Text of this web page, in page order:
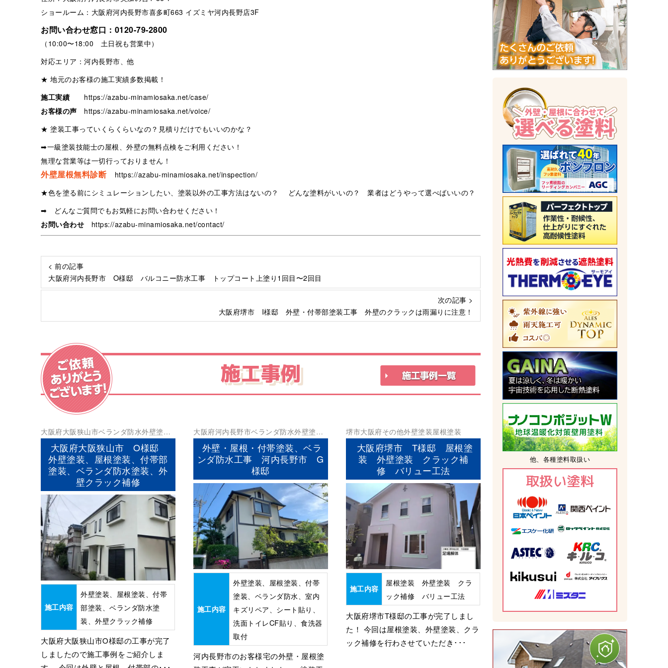
ショールーム：大阪府河内長野市喜多町663 イズミヤ河内長野店3F
お問い合わせ窓口： 0120-79-2800
（10:00〜18:00 土日祝も営業中）
対応エリア：河内長野市、他
★ 地元のお客様の施工実績多数掲載！
施工実績
https://azabu-minamiosaka.net/case/
お客様の声
https://azabu-minamiosaka.net/voice/
★ 塗装工事っていくらくらいなの？見積りだけでもいいのかな？
➡一級塗装技能士の屋根、外壁の無料点検をご利用ください！
無理な営業等は一切行っておりません！
外壁屋根無料診断
https://azabu-minamiosaka.net/inspection/
★色を塗る前にシミュレーションしたい、塗装以外の工事方法はないの？ どんな塗料がいいの？ 業者はどうやって選べばいいの？
➡ どんなご質問でもお気軽にお問い合わせください！
お問い合わせ
https://azabu-minamiosaka.net/contact/
< 前の記事
大阪府河内長野市 O様邸 バルコニー防水工事 トップコート上塗り1回目〜2回目
次の記事 >
大阪府堺市 I様邸 外壁・付帯部塗装工事 外壁のクラックは雨漏りに注意！
施工事例
大阪府大阪狭山市ベランダ防水外壁塗装
屋根塗装 防水工事
大阪府大阪狭山市 O様邸
外壁塗装、屋根塗装、付帯部
塗装、ベランダ防水塗装、外
壁クラック補修
施工内容
外壁塗装、屋根塗装、付帯
部塗装、ベランダ防水塗
装、外壁クラック補修
大阪府大阪狭山市O様邸の工事が完了
しましたので施工事例をご紹介しま
大阪府河内長野市ベランダ防水外壁塗装
屋根塗装 防水工事
外壁・屋根・付帯塗装、ベラ
ンダ防水工事 河内長野市 G
様邸
施工内容
外壁塗装、屋根塗装、付帯
塗装、ベランダ防水、室内
キズリペア、シート貼り、
洗面トイレCF貼り、食洗器
取付
河内長野市のお客様宅の外壁・屋根塗
堺市大阪府その他外壁塗装屋根塗装
大阪府堺市 T様邸 屋根塗
装 外壁塗装 クラック補
修 バリュー工法
施工内容
屋根塗装 外壁塗装 クラ
ック補修 バリュー工法
大阪府堺市T様邸の工事が完了しまし
た！ 今回は屋根塗装、外壁塗装、クラ
ック補修を行わさせていただき･･･
他、各種塗料取扱い
取扱い塗料